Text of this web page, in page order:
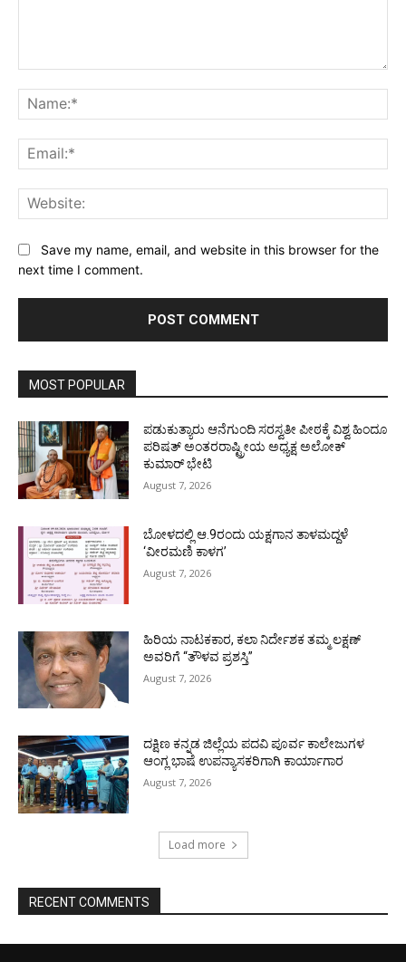
Save my name, email, and website in this browser for the
next time I comment.
MOST POPULAR
ಪಡುಕುತ್ಯಾರು ಆನೆಗುಂದಿ ಸರಸ್ವತೀ ಪೀಠಕ್ಕೆ ವಿಶ್ವ ಹಿಂದೂ
ಪರಿಷತ್ ಅಂತರರಾಷ್ಟ್ರೀಯ ಅಧ್ಯಕ್ಷ ಅಲೋಕ್
ಕುಮಾರ್ ಭೇಟಿ
August 7, 2026
ಬೋಳದಲ್ಲಿ ಆ.9ರಂದು ಯಕ್ಷಗಾನ ತಾಳಮದ್ದಳೆ
‘ವೀರಮಣಿ ಕಾಳಗ’
August 7, 2026
ಹಿರಿಯ ನಾಟಕಕಾರ, ಕಲಾ ನಿರ್ದೇಶಕ ತಮ್ಮ ಲಕ್ಷಣ್
ಅವರಿಗೆ “ತೌಳವ ಪ್ರಶಸ್ತಿ”
August 7, 2026
ದಕ್ಷಿಣ ಕನ್ನಡ ಜಿಲ್ಲೆಯ ಪದವಿ ಪೂರ್ವ ಕಾಲೇಜುಗಳ
ಆಂಗ್ಲ ಭಾಷೆ ಉಪನ್ಯಾಸಕರಿಗಾಗಿ ಕಾರ್ಯಾಗಾರ
August 7, 2026
Load more
RECENT COMMENTS